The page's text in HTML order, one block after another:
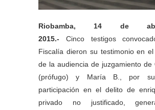
Riobamba, 14 de
2015.- Cinco testigos
Fiscalía dieron su testimonio en
de la audiencia de juzgamiento de
(prófugo) y María B., por su
participación en el delito de
privado no justificado,